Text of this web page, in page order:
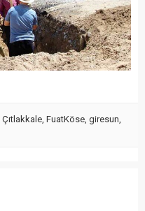
Çıtlakkale, FuatKöse, giresun,